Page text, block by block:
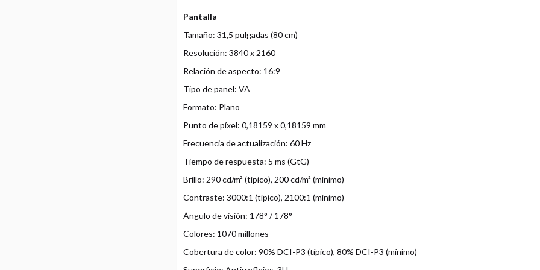
Pantalla
Tamaño: 31,5 pulgadas (80 cm)
Resolución: 3840 x 2160
Relación de aspecto: 16:9
Tipo de panel: VA
Formato: Plano
Punto de píxel: 0,18159 x 0,18159 mm
Frecuencia de actualización: 60 Hz
Tiempo de respuesta: 5 ms (GtG)
Brillo: 290 cd/m² (típico), 200 cd/m² (mínimo)
Contraste: 3000:1 (típico), 2100:1 (mínimo)
Ángulo de visión: 178° / 178°
Colores: 1070 millones
Cobertura de color: 90% DCI-P3 (típico), 80% DCI-P3 (mínimo)